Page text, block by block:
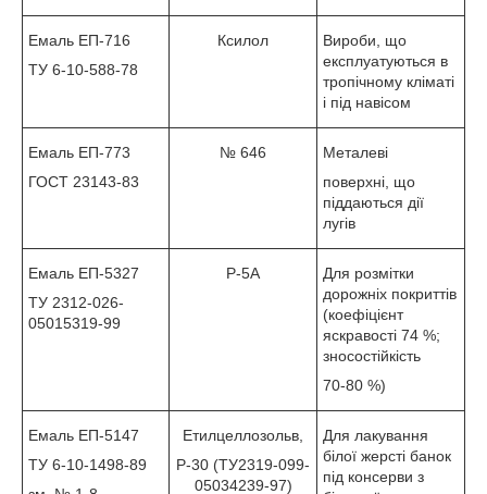
Емаль ЕП-716
ТУ 6-10-588-78
Ксилол
Вироби, що
експлуатуються в
тропічному кліматі
і під навісом
Емаль ЕП-773
ГОСТ 23143-83
№ 646
Металеві
поверхні, що
піддаються дії
лугів
Емаль ЕП-5327
ТУ 2312-026-
05015319-99
Р-5А
Для розмітки
дорожніх покриттів
(коефіцієнт
яскравості 74 %;
зносостійкість
70-80 %)
Емаль ЕП-5147
ТУ 6-10-1498-89
Етилцеллозольв,
Р-30 (ТУ2319-099-
05034239-97)
Для лакування
білої жерсті банок
під консерви з